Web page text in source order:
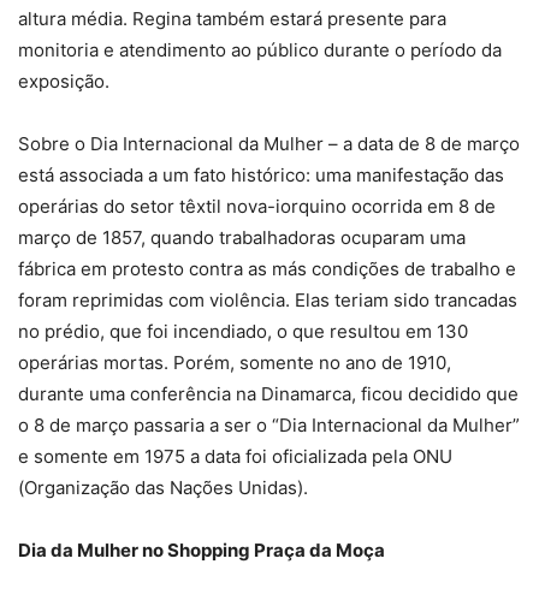
altura média. Regina também estará presente para
monitoria e atendimento ao público durante o período da
exposição.
Sobre o Dia Internacional da Mulher – a data de 8 de março
está associada a um fato histórico: uma manifestação das
operárias do setor têxtil nova-iorquino ocorrida em 8 de
março de 1857, quando trabalhadoras ocuparam uma
fábrica em protesto contra as más condições de trabalho e
foram reprimidas com violência. Elas teriam sido trancadas
no prédio, que foi incendiado, o que resultou em 130
operárias mortas. Porém, somente no ano de 1910,
durante uma conferência na Dinamarca, ficou decidido que
o 8 de março passaria a ser o “Dia Internacional da Mulher”
e somente em 1975 a data foi oficializada pela ONU
(Organização das Nações Unidas).
Dia da Mulher no Shopping Praça da Moça